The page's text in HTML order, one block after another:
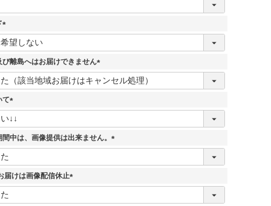
(
必
須離島へはお届けできません
(
必
て
(
必
須
中は、画像提供は出来ません。
(
届けは画像配信休止
(